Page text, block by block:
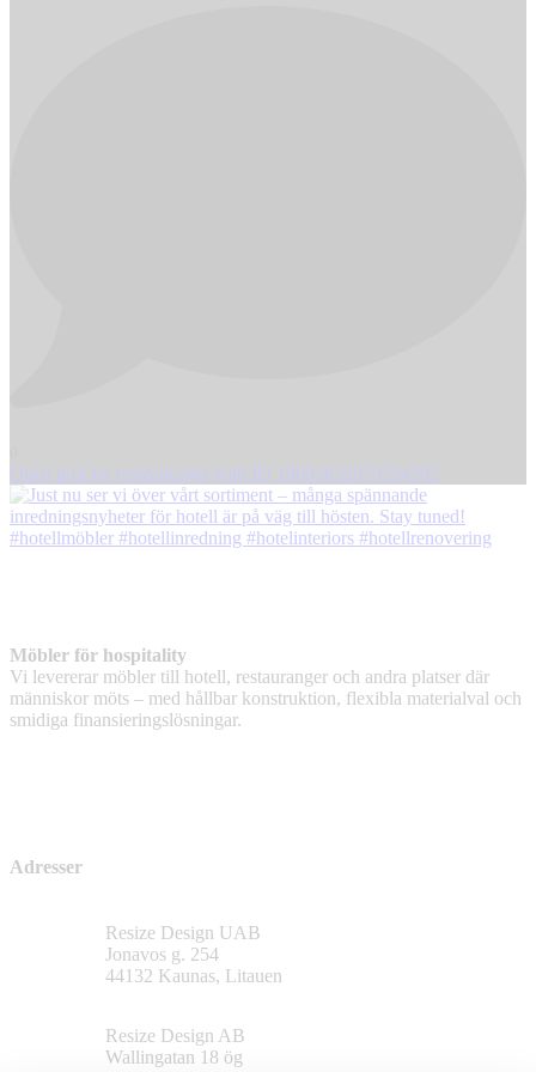
Open post by resizedesign with ID 18093652070334392
Möbler för hospitality
Vi levererar möbler till hotell, restauranger och andra platser där
människor möts – med hållbar konstruktion, flexibla materialval och
smidiga finansieringslösningar.
Adresser
Resize Design UAB
Jonavos g. 254
44132 Kaunas, Litauen
Resize Design AB
Wallingatan 18 ög